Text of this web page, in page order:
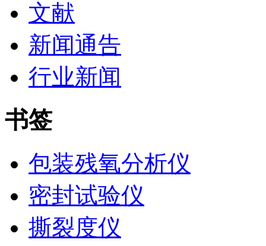
文献
新闻通告
行业新闻
书签
包装残氧分析仪
密封试验仪
撕裂度仪